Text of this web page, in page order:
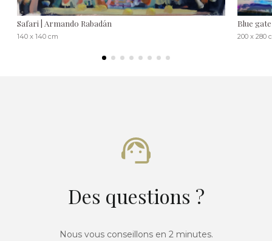
Safari | Armando Rabadán
140 x 140 cm
Blue
200 x 280
Des questions ?
Nous vous conseillons en 2 minutes.